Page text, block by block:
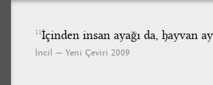
11İçinden insan ayağı da, hayvan
İncil — Yeni Çeviri 2009